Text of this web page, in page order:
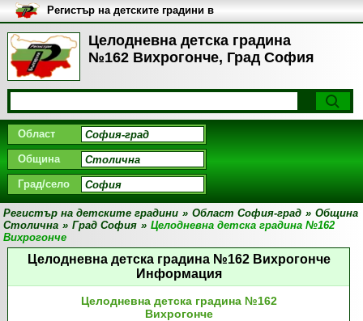
Целодневна детска градина
№162 Вихрогонче, Град София
Регистър на детските градини в
България
Област
Община
Град/село
Регистър на детските градини » Област София-град » Община
Столична » Град София » Целодневна детска градина №162
Вихрогонче
Целодневна детска градина №162 Вихрогонче
Информация
Целодневна детска градина №162
Вихрогонче